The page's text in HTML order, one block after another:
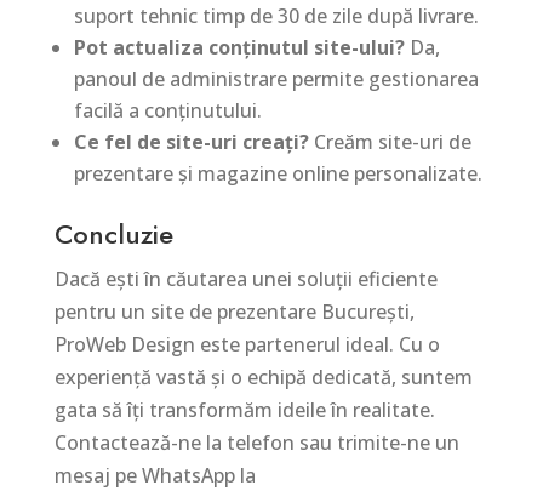
suport tehnic timp de 30 de zile după livrare.
Pot actualiza conținutul site-ului?Da,
panoul de administrare permite gestionarea
facilă a conținutului.
Ce fel de site-uri creați?Creăm site-uri de
prezentare și magazine online personalizate.
Concluzie
Dacă ești în căutarea unei soluții eficiente
pentru un site de prezentare București,
ProWeb Design este partenerul ideal. Cu o
experiență vastă și o echipă dedicată, suntem
gata să îți transformăm ideile în realitate.
Contactează-ne la telefon sau trimite-ne un
mesaj pe WhatsApp la